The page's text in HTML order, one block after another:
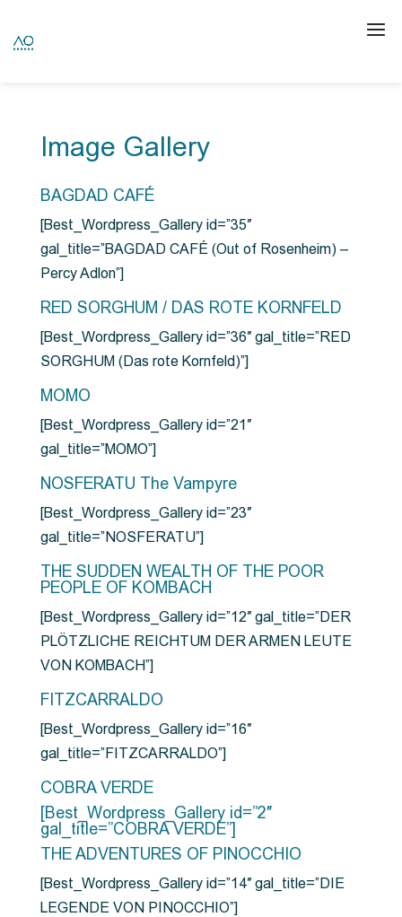
Image Gallery
BAGDAD CAFÉ
[Best_Wordpress_Gallery id=”35″
gal_title=”BAGDAD CAFÉ (Out of Rosenheim) –
Percy Adlon”]
RED SORGHUM / DAS ROTE KORNFELD
[Best_Wordpress_Gallery id=”36″ gal_title=”RED
SORGHUM (Das rote Kornfeld)”]
MOMO
[Best_Wordpress_Gallery id=”21″
gal_title=”MOMO”]
NOSFERATU The Vampyre
[Best_Wordpress_Gallery id=”23″
gal_title=”NOSFERATU”]
THE SUDDEN WEALTH OF THE POOR
PEOPLE OF KOMBACH
[Best_Wordpress_Gallery id=”12″ gal_title=”DER
PLÖTZLICHE REICHTUM DER ARMEN LEUTE
VON KOMBACH”]
FITZCARRALDO
[Best_Wordpress_Gallery id=”16″
gal_title=”FITZCARRALDO”]
COBRA VERDE
[Best_Wordpress_Gallery id=”2″
gal_title=”COBRA VERDE”]
THE ADVENTURES OF PINOCCHIO
[Best_Wordpress_Gallery id=”14″ gal_title=”DIE
LEGENDE VON PINOCCHIO”]